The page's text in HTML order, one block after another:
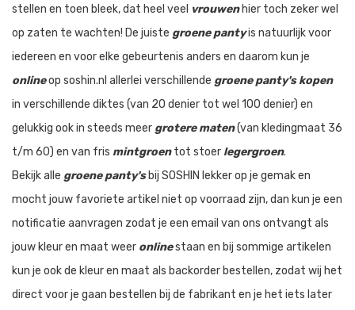
stellen en toen bleek, dat heel veel vrouwenhier toch zeker wel
op zaten te wachten! De juiste groene pantyis natuurlijk voor
iedereen en voor elke gebeurtenis anders en daarom kun je
onlineop soshin.nl allerlei verschillende groene panty's kopen
in verschillende diktes (van 20 denier tot wel 100 denier) en
gelukkig ook in steeds meer grotere maten(van kledingmaat 36
t/m 60) en van fris mintgroentot stoer legergroen.
Bekijk alle groene panty'sbij SOSHIN lekker op je gemak en
mocht jouw favoriete artikel niet op voorraad zijn, dan kun je een
notificatie aanvragen zodat je een email van ons ontvangt als
jouw kleur en maat weer onlinestaan en bij sommige artikelen
kun je ook de kleur en maat als backorder bestellen, zodat wij het
direct voor je gaan bestellen bij de fabrikant en je het iets later